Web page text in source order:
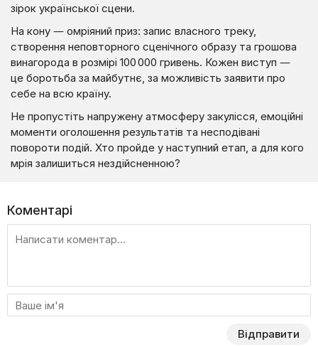
зірок української сцени.
На кону — омріяний приз: запис власного треку,
створення неповторного сценічного образу та грошова
винагорода в розмірі 100 000 гривень. Кожен виступ —
це боротьба за майбутнє, за можливість заявити про
себе на всю країну.
Не пропустіть напружену атмосферу закулісся, емоційні
моменти оголошення результатів та несподівані
повороти подій. Хто пройде у наступний етап, а для кого
мрія залишиться нездійсненною?
Коментарі
Відправити